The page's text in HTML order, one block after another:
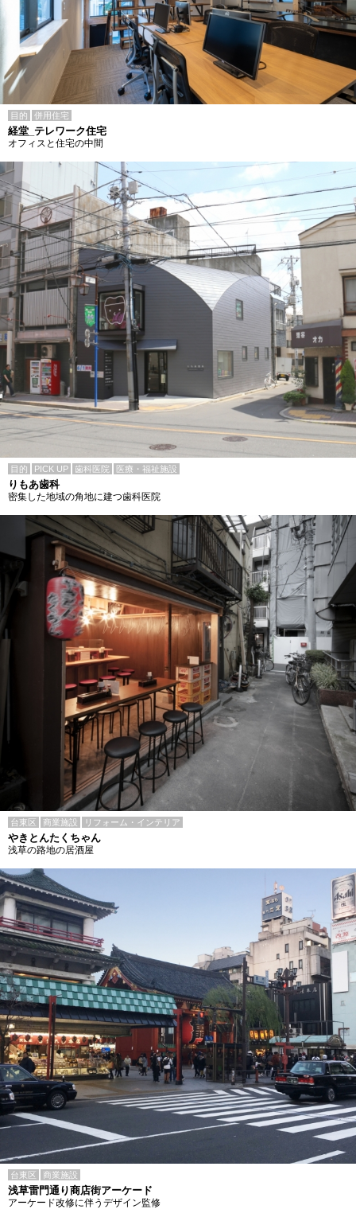
目的 併用住宅
経堂_テレワーク住宅
オフィスと住宅の中間
目的 PICK UP 歯科医院 医療・福祉施設
りもあ歯科
密集した地域の角地に建つ歯科医院
台東区 商業施設 リフォーム・インテリア
やきとんたくちゃん
浅草の路地の居酒屋
台東区 商業施設
浅草雷門通り商店街アーケード
アーケード改修に伴うデザイン監修